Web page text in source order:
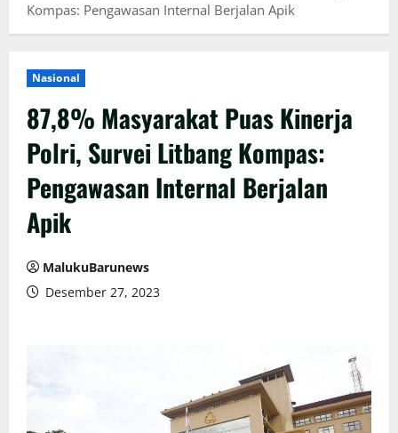
Kompas: Pengawasan Internal Berjalan Apik
Nasional
87,8% Masyarakat Puas Kinerja
Polri, Survei Litbang Kompas:
Pengawasan Internal Berjalan
Apik
MalukuBarunews
Desember 27, 2023